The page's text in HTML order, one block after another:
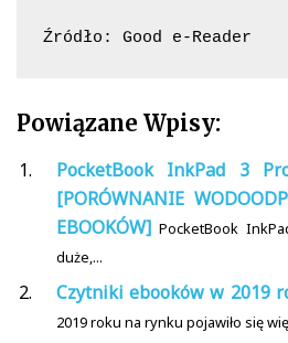
Źródło: Good e-Reader
Powiązane Wpisy:
PocketBook InkPad 3
[PORÓWNANIE
EBOOKÓW] PocketBook
duże,...
Czytniki ebooków w 2019
2019 roku na rynku pojawiło się